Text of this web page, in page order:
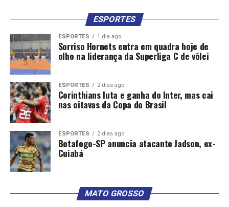
ESPORTES
ESPORTES 1 dia ago
Sorriso Hornets entra em quadra hoje de
olho na liderança da Superliga C de vôlei
ESPORTES 2 dias ago
Corinthians luta e ganha do Inter, mas cai
nas oitavas da Copa do Brasil
ESPORTES 2 dias ago
Botafogo-SP anuncia atacante Jadson, ex-
Cuiabá
MATO GROSSO